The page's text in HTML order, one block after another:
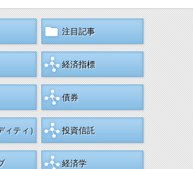
注目記事
経済指標
債券
ィティ） 投資信託
経済学